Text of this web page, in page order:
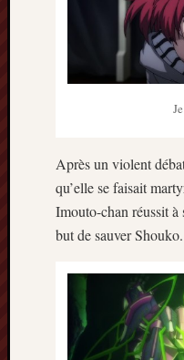
Après un violent
qu’elle se faisait
Imouto-chan réussit à
but de sauver Shouko.